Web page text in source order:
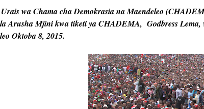
wa Chama cha Demokrasia na Maendeleo
Arusha Mjini kwa tiketi ya CHADEMA, Godbress
Oktoba 8, 2015.